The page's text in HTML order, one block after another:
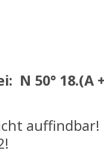
50° 18.(A +
auffindbar!